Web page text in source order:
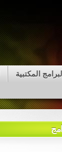
المكتبية